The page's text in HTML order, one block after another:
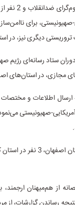
وابسته به
برای
تروریستی دیگری نیز، در
بازداشت 13 نفر از مزدوران
مجازی، در استان‌های
اطلاعات و
صهیونیستی
9 نفر از این مزدوران
از هم‌میهنان